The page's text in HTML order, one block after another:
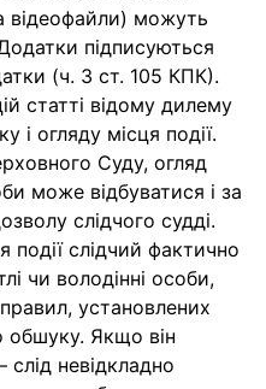
відеофайли) можуть
підписуються
(ч. 3 ст. 105 КПК).
статті відому дилему
огляду місця події.
Суду, огляд
може відбуватися і за
слідчого судді.
слідчий фактично
чи володінні особи,
установлених
обшуку. Якщо він
невідкладно